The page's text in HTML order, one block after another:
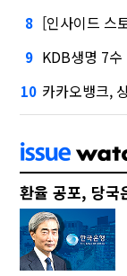
8 [인사이드 스토
9 KDB생명 7
10 카카오뱅크, 상반
환율 공포, 당국